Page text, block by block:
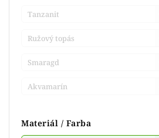
Tanzanit
Ružový topás
Smaragd
Akvamarín
Materiál / Farba